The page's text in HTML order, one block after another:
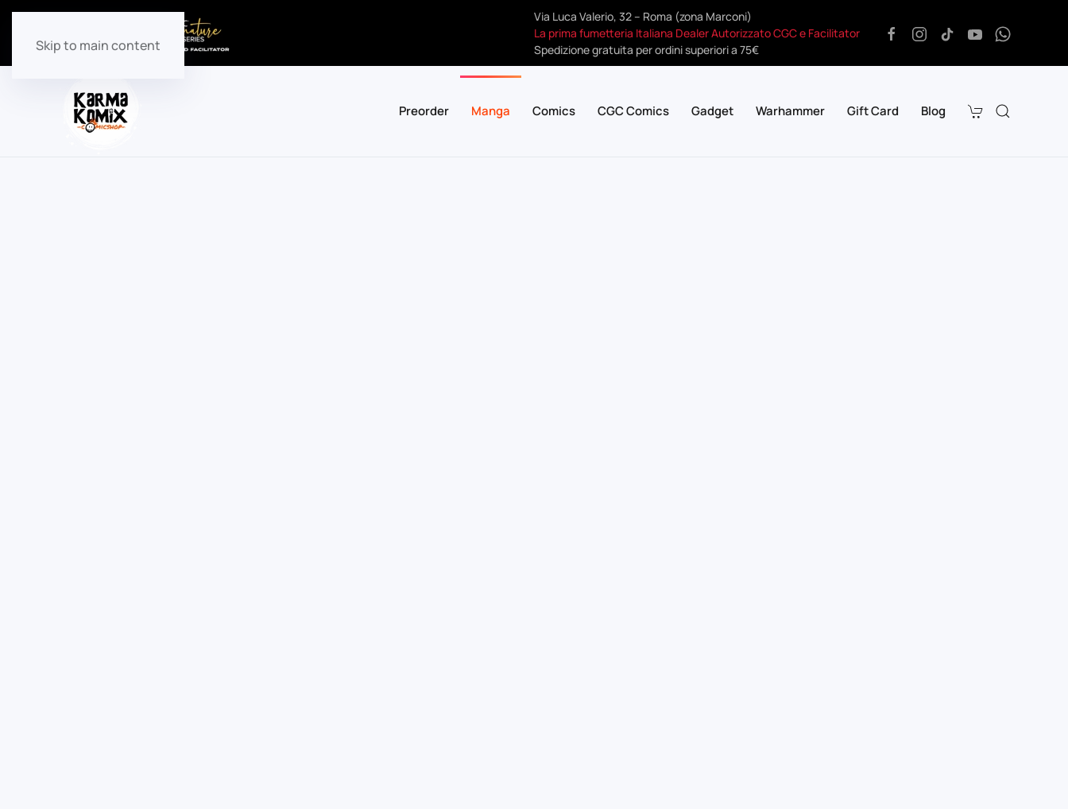
Skip to main content
Via Luca Valerio, 32 – Roma (zona Marconi)
La prima fumetteria Italiana Dealer Autorizzato CGC e Facilitator
Spedizione gratuita per ordini superiori a 75€
Preorder Manga Comics CGC Comics Gadget Warhammer Gift Card Blog